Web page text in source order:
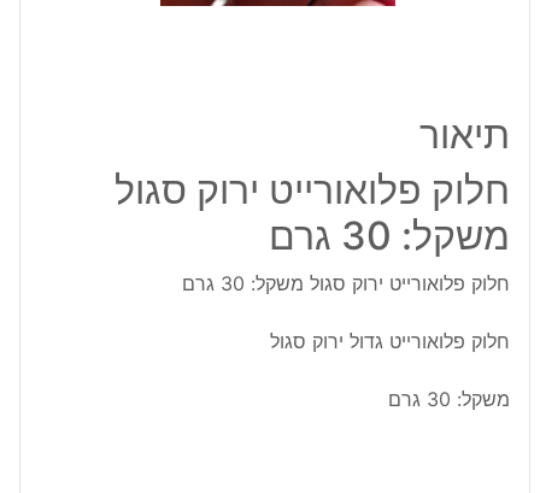
תיאור
חלוק פלואורייט ירוק סגול
משקל: 30 גרם
חלוק פלואורייט ירוק סגול משקל: 30 גרם
חלוק פלואורייט גדול ירוק סגול
משקל: 30 גרם